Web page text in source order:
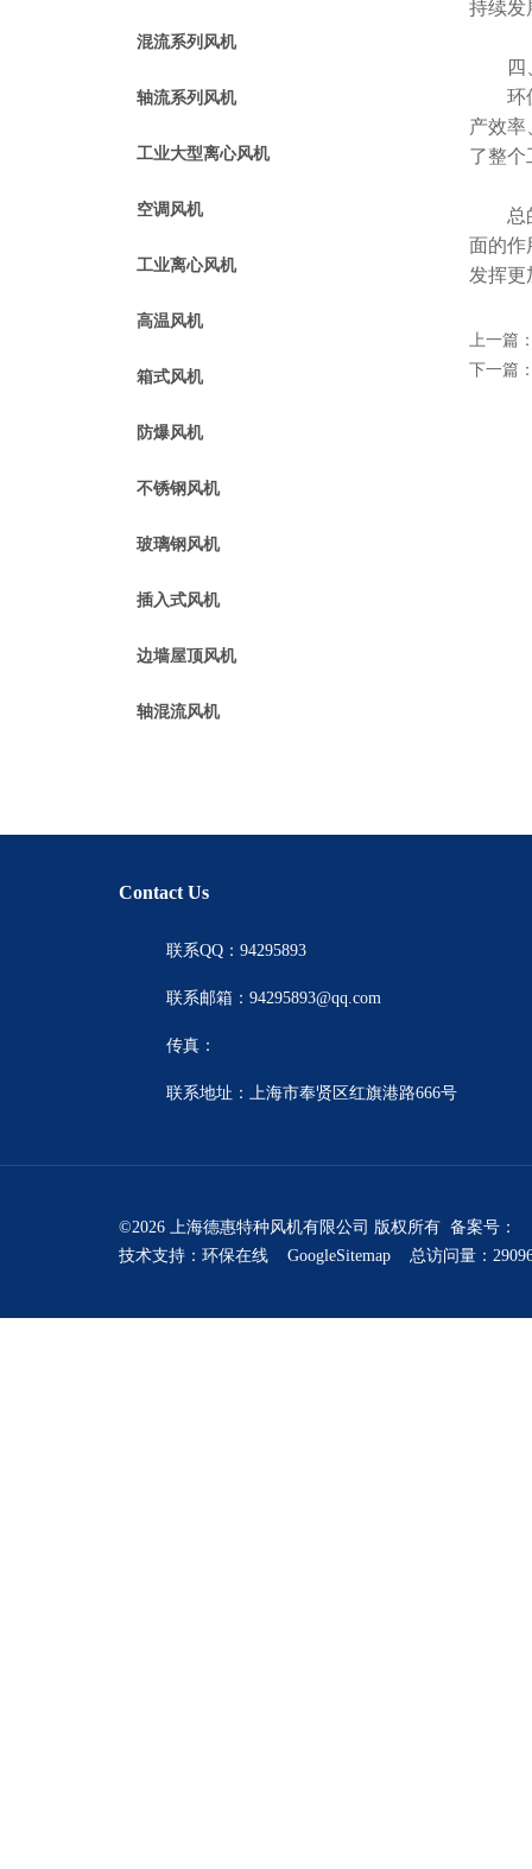
混流系列风机
轴流系列风机
工业大型离心风机
空调风机
工业离心风机
高温风机
箱式风机
防爆风机
不锈钢风机
玻璃钢风机
插入式风机
边墙屋顶风机
轴混流风机
持续发
四、
环保
产效率
了整个
总的
面的作
发挥更
上一篇
下一篇
Contact Us
联系QQ：94295893
联系邮箱：94295893@qq.com
传真：
联系地址：上海市奉贤区红旗港路666号
©2026 上海德惠特种风机有限公司 版权所有 备案号：
技术支持： 环保在线 GoogleSitemap 总访问量：